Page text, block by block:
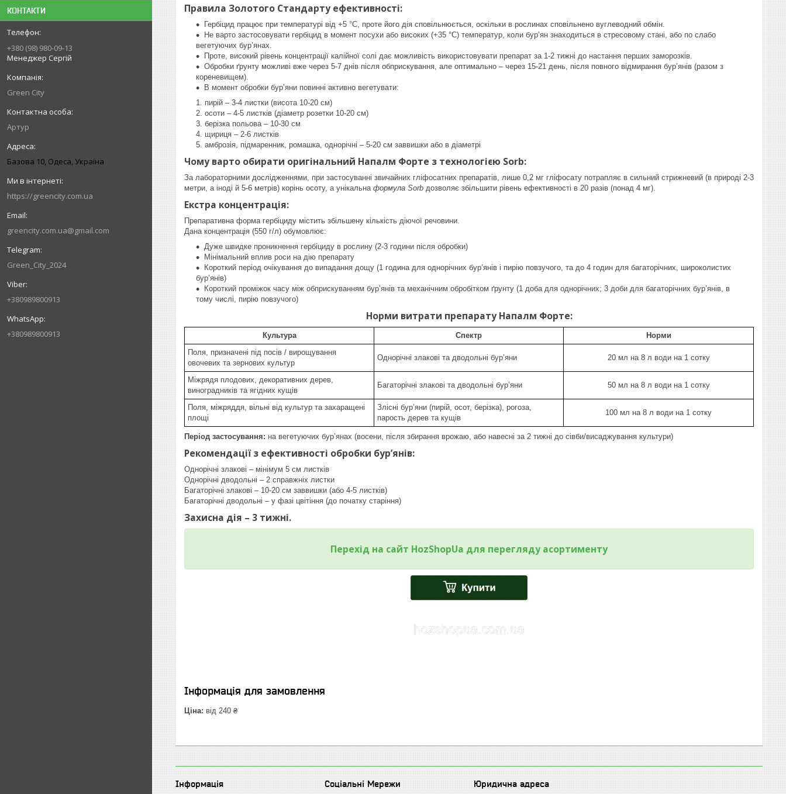
КОНТАКТИ
+380 (98) 980-09-13
Менеджер Сергій
Green City
Артур
Базова 10, Одеса, Україна
https://greencity.com.ua
greencity.com.ua@gmail.com
Green_City_2024
+380989800913
+380989800913
Правила Золотого Стандарту ефективності:
Гербіцид працює при температурі від +5 °С, проте його дія сповільнюється, оскільки в рослинах сповільнено вуглеводний обмін.
Не варто застосовувати гербіцид в момент посухи або високих (+35 °С) температур, коли бур’ян знаходиться в стресовому стані, або по слабо
вегетуючих бур’янах.
Проте, високий рівень концентрації калійної солі дає можливість використовувати препарат за 1-2 тижні до настання перших заморозків.
Обробки ґрунту можливі вже через 5-7 днів після обприскування, але оптимально – через 15-21 день, після повного відмирання бур’янів (разом з
кореневищем).
В момент обробки бур’яни повинні активно вегетувати:
пирій – 3-4 листки (висота 10-20 см)
осоти – 4-5 листків (діаметр розетки 10-20 см)
берізка польова – 10-30 см
щириця – 2-6 листків
амброзія, підмаренник, ромашка, однорічні – 5-20 см заввишки або в діаметрі
Чому варто обирати оригінальний Напалм Форте з технологією Sorb:
За лабораторними дослідженнями, при застосуванні звичайних гліфосатних препаратів, лише 0,2 мг гліфосату потрапляє в сильний стрижневий (в природі 2-3
метри, а іноді й 5-6 метрів) корінь осоту, а унікальна формула Sorb дозволяє збільшити рівень ефективності в 20 разів (понад 4 мг).
Екстра концентрація:
Препаративна форма гербіциду містить збільшену кількість діючої речовини.
Дана концентрація (550 г/л) обумовлює:
Дуже швидке проникнення гербіциду в рослину (2-3 години після обробки)
Мінімальний вплив роси на дію препарату
Короткий період очікування до випадання дощу (1 година для однорічних бур’янів і пирію повзучого, та до 4 годин для багаторічних, широколистих
бур’янів)
Короткий проміжок часу між обприскуванням бур’янів та механічним обробітком ґрунту (1 доба для однорічних; 3 доби для багаторічних бур’янів, в
тому числі, пирію повзучого)
Норми витрати препарату Напалм Форте:
Культура Спектр
Норми
Поля, призначені під посів / вирощування
овочевих та зернових культур
Однорічні злакові та дводольні бур’яни 20 мл на 8 л води на 1 сотку
Міжрядя плодових, декоративних дерев,
виноградників та ягідних кущів
Багаторічні злакові та дводольні бур’яни 50 мл на 8 л води на 1 сотку
Поля, міжряддя, вільні від культур та захаращені
площі
Злісні бур’яни (пирій, осот, берізка), рогоза,
парость дерев та кущів
100 мл на 8 л води на 1 сотку
Період застосування: на вегетуючих бур’янах (восени, після збирання врожаю, або навесні за 2 тижні до сівби/висаджування культури)
Рекомендації з ефективності обробки бур’янів:
Однорічні злакові – мінімум 5 см листків
Однорічні дводольні – 2 справжніх листки
Багаторічні злакові – 10-20 см заввишки (або 4-5 листків)
Багаторічні дводольні – у фазі цвітіння (до початку старіння)
Захисна дія – 3 тижні.
Перехід на сайт HozShopUa для перегляду асортименту
Інформація для замовлення
Ціна: від 240 ₴
Інформація Соціальні Мережи Юридична адреса